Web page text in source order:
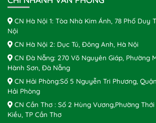
CN Hà Nội 1: Tòa Nhà Kim Ánh, 78 Phố Duy
Nội
CN Hà Nội 2: Dục Tú, Đông Anh, Hà Nội
CN Đà Nẵng: 270 Võ Nguyên Giáp, Phường
Hành Sơn, Đà Nẵng
CN Hải Phòng:Số 5 Nguyễn Tri Phương,
Hải Phòng
CN Cần Thơ : Số 2 Hùng Vương,Phường
Kiều, TP Cần Thơ